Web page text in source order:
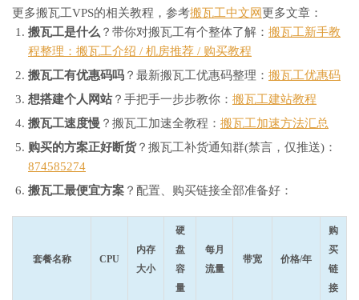
更多搬瓦工VPS的相关教程，参考搬瓦工中文网 更多文章：
搬瓦工是什么 ？带你对搬瓦工有个整体了解： 搬瓦工新手教
程整理：搬瓦工介绍 / 机房推荐 / 购买教程
搬瓦工有优惠码吗 ？最新搬瓦工优惠码整理： 搬瓦工优惠码
想搭建个人网站？手把手一步步教你： 搬瓦工建站教程
搬瓦工速度慢 ？搬瓦工加速全教程： 搬瓦工加速方法汇总
购买的方案正好断货？搬瓦工补货通知群(禁言，仅推送)：
874585274
搬瓦工最便宜方案 ？配置、购买链接全部准备好：
套餐名称 CPU
内存
大小
硬
盘
容
量
每月
流量
带宽 价格/年
购
买
链
接